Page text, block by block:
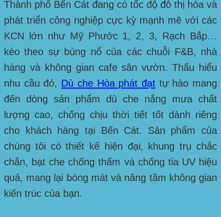
Thành phố Bến Cát đang có tốc độ đô thị hóa và
phát triển công nghiệp cực kỳ mạnh mẽ với các
KCN lớn như Mỹ Phước 1, 2, 3, Rạch Bắp…
kéo theo sự bùng nổ của các chuỗi F&B, nhà
hàng và không gian cafe sân vườn. Thấu hiểu
nhu cầu đó, Dù che Hòa phát đạttự hào mang
đến dòng sản phẩm dù che nắng mưa chất
lượng cao, chống chịu thời tiết tốt dành riêng
cho khách hàng tại Bến Cát. Sản phẩm của
chúng tôi có thiết kế hiện đại, khung trụ chắc
chắn, bạt che chống thấm và chống tia UV hiệu
quả, mang lại bóng mát và nâng tầm không gian
kiến trúc của bạn.